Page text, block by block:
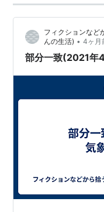
フィクションなど
んの生活) • 4ヶ月
部分一致(2021年